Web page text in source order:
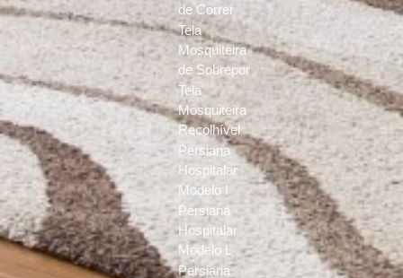
de Correr
Tela
Mosquiteira
de Sobrepor
Tela
Mosquiteira
Recolhível
Persiana
Hospitalar
Modelo I
Persiana
Hospitalar
Modelo L
Persiana